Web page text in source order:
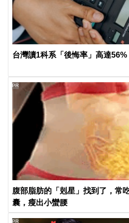
台灣讀1科系「後悔率」高達
腹部脂肪的「剋星」找到了，常
囊，瘦出小蠻腰
PR
PR